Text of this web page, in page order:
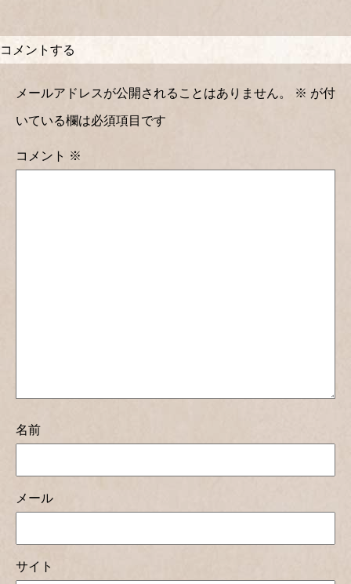
コメントする
メールアドレスが公開されることはありません。 ※ が付
いている欄は必須項目です
コメント ※
名前
メール
サイト